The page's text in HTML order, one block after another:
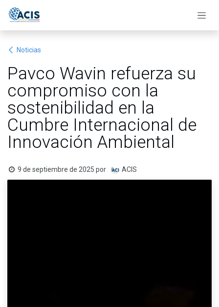
Noticias
Pavco Wavin refuerza su
compromiso con la
sostenibilidad en la
Cumbre Internacional de
Innovación Ambiental
9 de septiembre de 2025 por ACIS